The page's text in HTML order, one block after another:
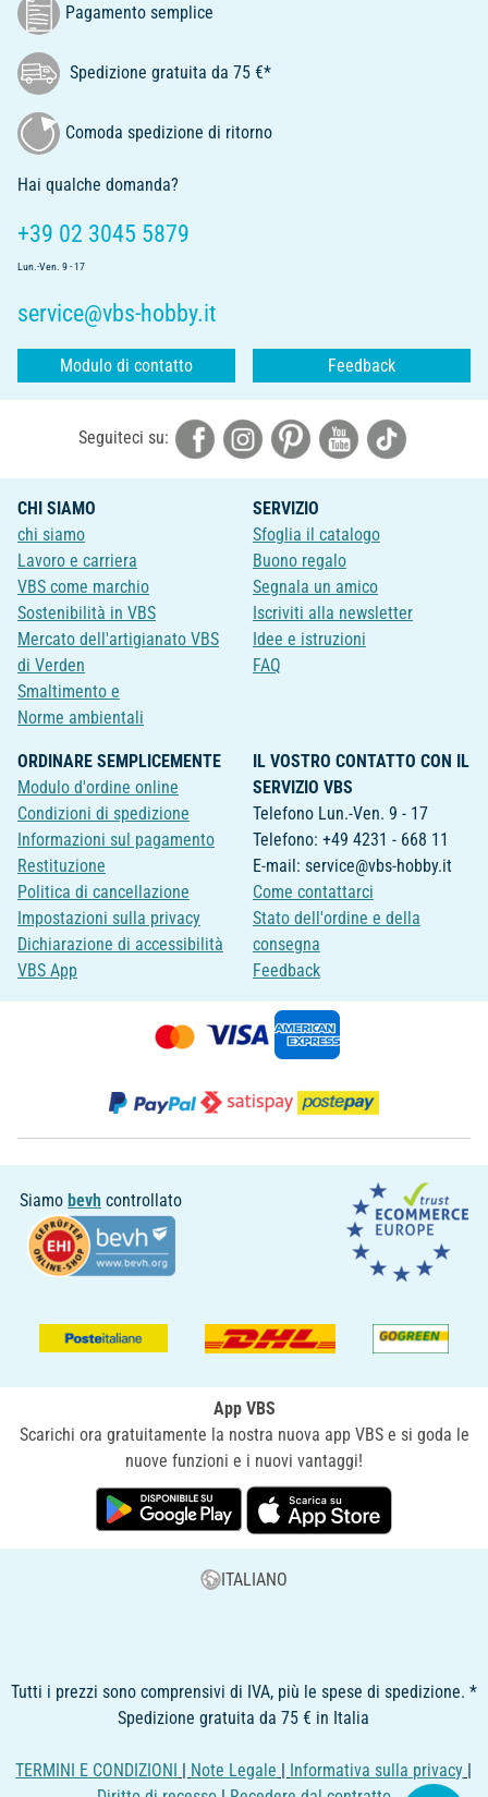
Pagamento semplice
Spedizione gratuita da 75 €*
Comoda spedizione di ritorno
Hai qualche domanda?
+39 02 3045 5879
Lun.-Ven. 9 - 17
service@vbs-hobby.it
Modulo di contatto Feedback
Seguiteci su:
CHI SIAMO
chi siamo
Lavoro e carriera
VBS come marchio
Sostenibilità in VBS
Mercato dell'artigianato VBS
di Verden
Smaltimento e
Norme ambientali
SERVIZIO
Sfoglia il catalogo
Buono regalo
Segnala un amico
Iscriviti alla newsletter
Idee e istruzioni
FAQ
ORDINARE SEMPLICEMENTE
Modulo d'ordine online
Condizioni di spedizione
Informazioni sul pagamento
Restituzione
Politica di cancellazione
Impostazioni sulla privacy
Dichiarazione di accessibilità
VBS App
IL VOSTRO CONTATTO CON IL
SERVIZIO VBS
Telefono Lun.-Ven. 9 - 17
Telefono: +49 4231 - 668 11
E-mail: service@vbs-hobby.it
Come contattarci
Stato dell'ordine e della
consegna
Feedback
Siamo bevh controllato
App VBS
Scarichi ora gratuitamente la nostra nuova app VBS e si goda le
nuove funzioni e i nuovi vantaggi!
ITALIANO
Tutti i prezzi sono comprensivi di IVA, più le spese di spedizione. *
Spedizione gratuita da 75 € in Italia
TERMINI E CONDIZIONI | Note Legale | Informativa sulla privacy |